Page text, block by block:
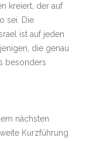
kreiert, der auf
sei. Die
ist auf jeden
die genau
besonders
nächsten
Kurzführung